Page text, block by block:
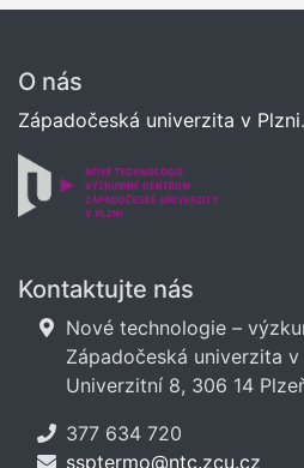
O nás
Západočeská univerzita v Plzni.
Kontaktujte nás
Nové technologie –
Západočeská univerzita v
Univerzitní 8, 306 14
377 634 720
ssptermo@ntc.zcu.cz